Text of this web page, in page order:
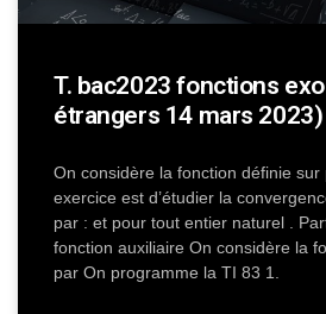
T. bac2023 fonctions
étrangers 14 mars 2023)
On considère la fonction définie
exercice est d’étudier la
par : et pour tout entier naturel .
fonction auxiliaire On considère la
par On programme la TI 83 1.